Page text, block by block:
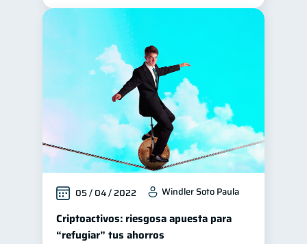
05 / 04 / 2022 Windler Soto Paula
Criptoactivos: riesgosa apuesta para
“refugiar” tus ahorros